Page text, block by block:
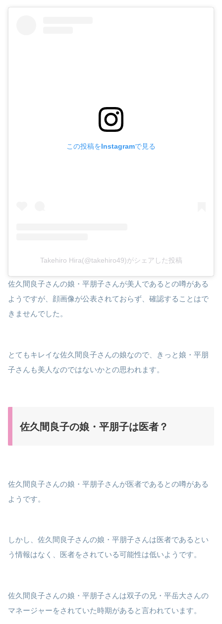
この投稿をInstagramで見る
Takehiro Hira(@takehiro49)がシェアした投稿
佐久間良子さんの娘・平朋子さんが美人であるとの噂がある
ようですが、顔画像が公表されておらず、確認することはで
きませんでした。
とてもキレイな佐久間良子さんの娘なので、きっと娘・平朋
子さんも美人なのではないかとの思われます。
佐久間良子の娘・平朋子は医者？
佐久間良子さんの娘・平朋子さんが医者であるとの噂がある
ようです。
しかし、佐久間良子さんの娘・平朋子さんは医者であるとい
う情報はなく、医者をされている可能性は低いようです。
佐久間良子さんの娘・平朋子さんは双子の兄・平岳大さんの
マネージャーをされていた時期があると言われています。